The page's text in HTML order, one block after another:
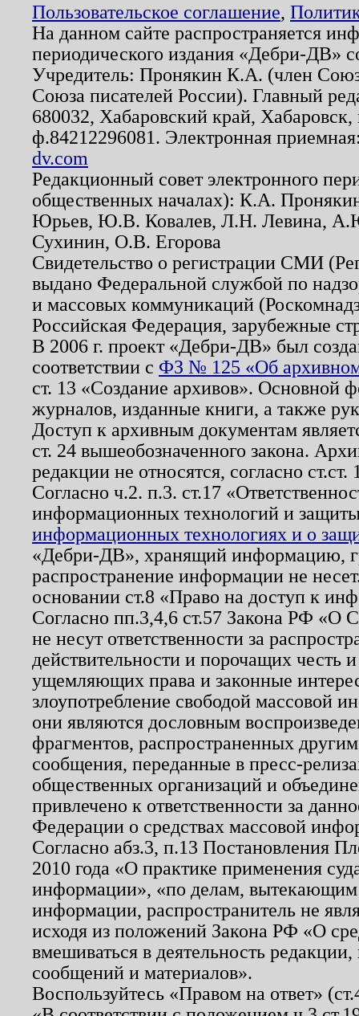
Пользовательское соглашение,
На данном сайте распространяется
периодического издания «Дебри-ДВ»
Учредитель: Пронякин К.А. (член
Союза писателей России). Главный
680032, Хабаровский край,
ф.84212296081. Электронная
dv.com
Редакционный совет электронного
общественных началах): К.А.
Юрьев, Ю.В. Ковалев, Л.Н. Левина,
Сухинин, О.В. Егорова
Свидетельство о регистрации СМИ
выдано Федеральной службой по
и массовых коммуникаций
Российская Федерация, зарубежные
В 2006 г. проект «Дебри-ДВ» был
соответствии с ФЗ № 125 «Об
ст. 13 «Создание архивов». Основной
журналов, изданные книги, а также
Доступ к архивным документам
ст. 24 вышеобозначенного закона.
редакции не относятся, согласно
Согласно ч.2. п.3. ст.17
информационных технологий и
информационных технологиях и о
«Дебри-ДВ», хранящий информацию,
распространение информации не
основании ст.8 «Право на доступ к
Согласно пп.3,4,6 ст.57 Закона РФ «О
не несут ответственности за
действительности и порочащих честь
ущемляющих права и законные
злоупотребление свободой массовой
они являются дословным
фрагментов, распространенных
сообщения, переданные в пресс-
общественных организаций и
привлечено к ответственности за
Федерации о средствах массовой
Согласно абз.3, п.13 Постановления
2010 года «О практике применения
информации», «по делам, вытекающим
информации, распространитель не
исходя из положений Закона РФ «О
вмешиваться в деятельность
сообщений и материалов».
Воспользуйтесь «Правом на ответ»